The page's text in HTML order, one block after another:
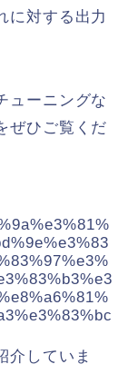
に対する出力
ューニングな
ぜひご覧くだ
介していま